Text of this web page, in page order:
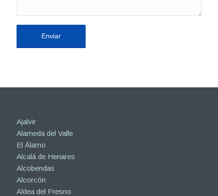
Ajalvir
Alameda del Valle
El Álamo
Alcalá de Henares
Alcobendas
Alcorcón
Aldea del Fresno